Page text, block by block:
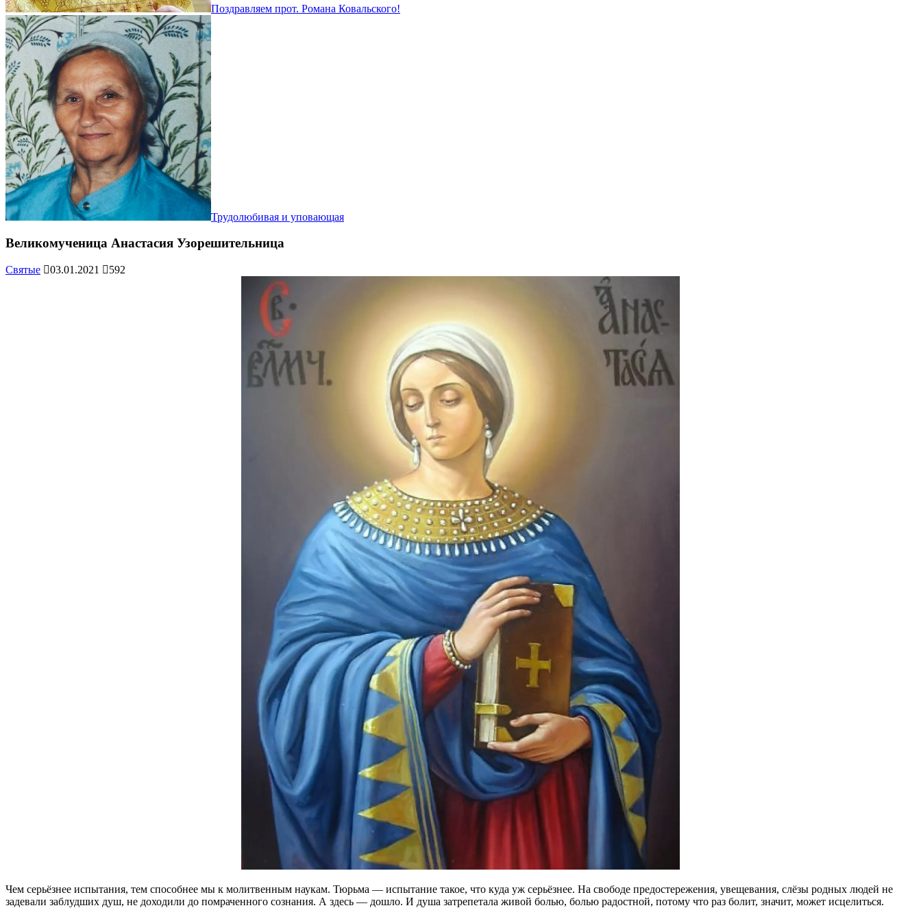
Поздравляем прот. Романа Ковальского!
Трудолюбивая и уповающая
Великомученица Анастасия Узорешительница
Святые 03.01.2021 592
Чем серьёзнее испытания, тем способнее мы к молитвенным наукам. Тюрьма — испытание такое, что куда уж серьёзнее. На свободе предостережения, увещевания, слёзы родных людей не
задевали заблудших душ, не доходили до помраченного сознания. А здесь — дошло. И душа затрепетала живой болью, болью радостной, потому что раз болит, значит, может исцелиться.